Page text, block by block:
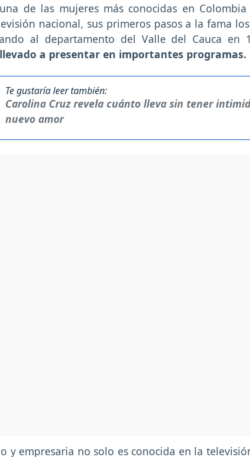
de las mujeres más conocidas en
nacional, sus primeros pasos a la fama
al departamento del Valle del Cauca en
a presentar en importantes programas.
Te gustaría leer también:
Carolina Cruz revela cuánto lleva sin tener
nuevo amor
y empresaria no solo es conocida en la